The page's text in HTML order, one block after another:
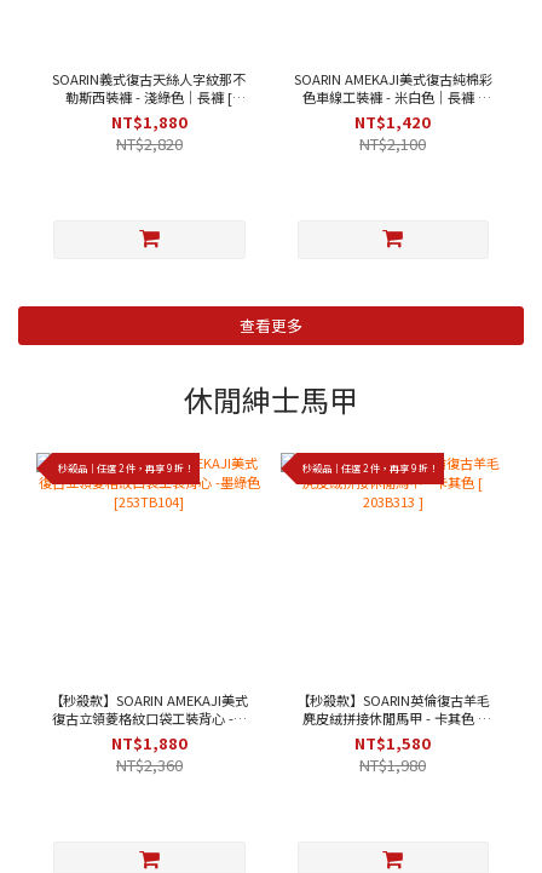
SOARIN義式復古天絲人字紋那不
勒斯西裝褲 - 淺綠色｜長褲 [
262TF281 ]
NT$1,880
NT$2,820
SOARIN AMEKAJI美式復古純棉彩
色車線工裝褲 - 米白色｜長褲 [
262TF280 ]
NT$1,420
NT$2,100
查看更多
休閒紳士馬甲
秒殺品｜任選 2 件，再享 9 折！
【秒殺款】SOARIN AMEKAJI美式
復古立領菱格紋口袋工裝背心 -墨
綠色 [253TB104]
NT$1,880
NT$2,360
秒殺品｜任選 2 件，再享 9 折！
【秒殺款】SOARIN英倫復古羊毛
麂皮絨拼接休閒馬甲 - 卡其色 [
203B313 ]
NT$1,580
NT$1,980